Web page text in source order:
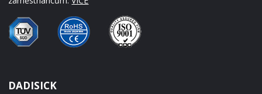
DADISICK